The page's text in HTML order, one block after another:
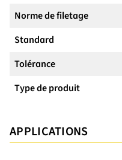
Norme de filetage
Standard
Tolérance
Type de produit
APPLICATIONS